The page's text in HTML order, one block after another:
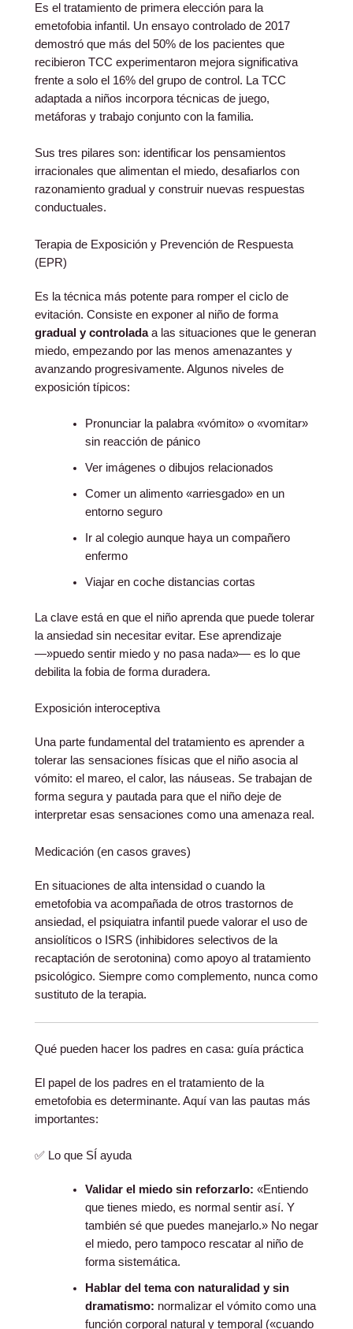
Es el tratamiento de primera elección para la
emetofobia infantil. Un ensayo controlado de 2017
demostró que más del 50% de los pacientes que
recibieron TCC experimentaron mejora significativa
frente a solo el 16% del grupo de control. La TCC
adaptada a niños incorpora técnicas de juego,
metáforas y trabajo conjunto con la familia.
Sus tres pilares son: identificar los pensamientos
irracionales que alimentan el miedo, desafiarlos con
razonamiento gradual y construir nuevas respuestas
conductuales.
Terapia de Exposición y Prevención de Respuesta
(EPR)
Es la técnica más potente para romper el ciclo de
evitación. Consiste en exponer al niño de forma
gradual y controladaa las situaciones que le generan
miedo, empezando por las menos amenazantes y
avanzando progresivamente. Algunos niveles de
exposición típicos:
Pronunciar la palabra «vómito» o «vomitar»
sin reacción de pánico
Ver imágenes o dibujos relacionados
Comer un alimento «arriesgado» en un
entorno seguro
Ir al colegio aunque haya un compañero
enfermo
Viajar en coche distancias cortas
La clave está en que el niño aprenda que puede tolerar
la ansiedad sin necesitar evitar. Ese aprendizaje
—»puedo sentir miedo y no pasa nada»— es lo que
debilita la fobia de forma duradera.
Exposición interoceptiva
Una parte fundamental del tratamiento es aprender a
tolerar las sensaciones físicas que el niño asocia al
vómito: el mareo, el calor, las náuseas. Se trabajan de
forma segura y pautada para que el niño deje de
interpretar esas sensaciones como una amenaza real.
Medicación (en casos graves)
En situaciones de alta intensidad o cuando la
emetofobia va acompañada de otros trastornos de
ansiedad, el psiquiatra infantil puede valorar el uso de
ansiolíticos o ISRS (inhibidores selectivos de la
recaptación de serotonina) como apoyo al tratamiento
psicológico. Siempre como complemento, nunca como
sustituto de la terapia.
Qué pueden hacer los padres en casa: guía práctica
El papel de los padres en el tratamiento de la
emetofobia es determinante. Aquí van las pautas más
importantes:
✅ Lo que SÍ ayuda
Validar el miedo sin reforzarlo: «Entiendo
que tienes miedo, es normal sentir así. Y
también sé que puedes manejarlo.» No negar
el miedo, pero tampoco rescatar al niño de
forma sistemática.
Hablar del tema con naturalidad y sin
dramatismo: normalizar el vómito como una
función corporal natural y temporal («cuando